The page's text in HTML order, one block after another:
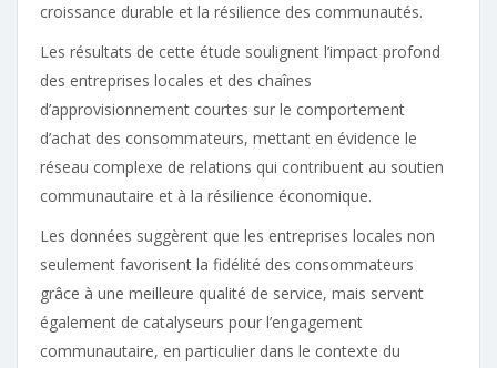
croissance durable et la résilience des communautés.
Les résultats de cette étude soulignent l’impact profond
des entreprises locales et des chaînes
d’approvisionnement courtes sur le comportement
d’achat des consommateurs, mettant en évidence le
réseau complexe de relations qui contribuent au soutien
communautaire et à la résilience économique.
Les données suggèrent que les entreprises locales non
seulement favorisent la fidélité des consommateurs
grâce à une meilleure qualité de service, mais servent
également de catalyseurs pour l’engagement
communautaire, en particulier dans le contexte du